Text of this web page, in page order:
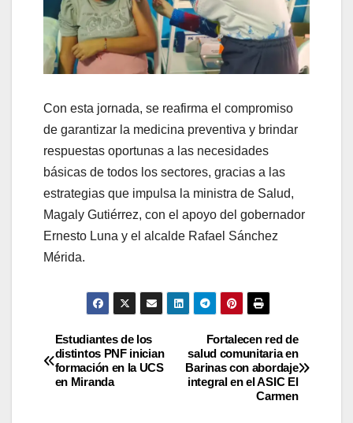
Con esta jornada, se reafirma el compromiso
de garantizar la medicina preventiva y brindar
respuestas oportunas a las necesidades
básicas de todos los sectores, gracias a las
estrategias que impulsa la ministra de Salud,
Magaly Gutiérrez, con el apoyo del gobernador
Ernesto Luna y el alcalde Rafael Sánchez
Mérida.
Fortalecen red de
salud comunitaria en
Barinas con abordaje
integral en el ASIC El
Carmen
Estudiantes de los
distintos PNF inician
formación en la UCS
en Miranda